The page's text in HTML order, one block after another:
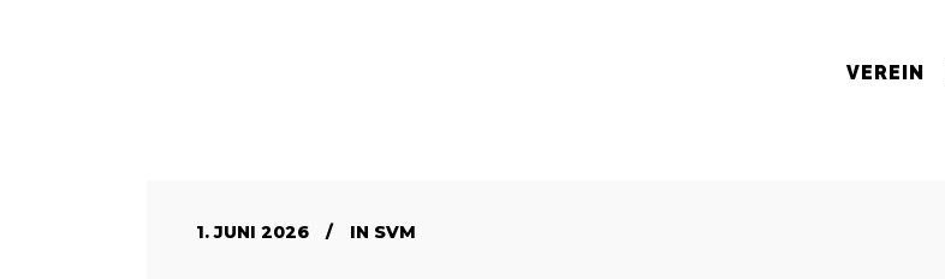
VEREIN
1. JUNI 2026 IN SVM